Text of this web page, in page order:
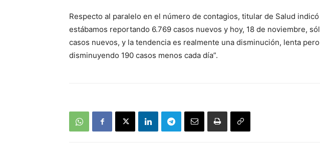
Respecto al paralelo en el número de contagios, titular de Salud indicó
estábamos reportando 6.769 casos nuevos y hoy, 18 de noviembre,
casos nuevos, y la tendencia es realmente una disminución, lenta
disminuyendo 190 casos menos cada día”.